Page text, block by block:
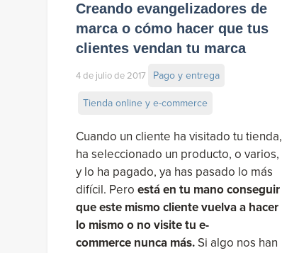
Creando evangelizadores de
marca o cómo hacer que tus
clientes vendan tu marca
4 de julio de 2017 Pago y entrega
Tienda online y e-commerce
Cuando un cliente ha visitado tu tienda,
ha seleccionado un producto, o varios,
y lo ha pagado, ya has pasado lo más
difícil. Pero está en tu mano conseguir
que este mismo cliente vuelva a hacer
lo mismo o no visite tu e-
commerce nunca más. Si algo nos han